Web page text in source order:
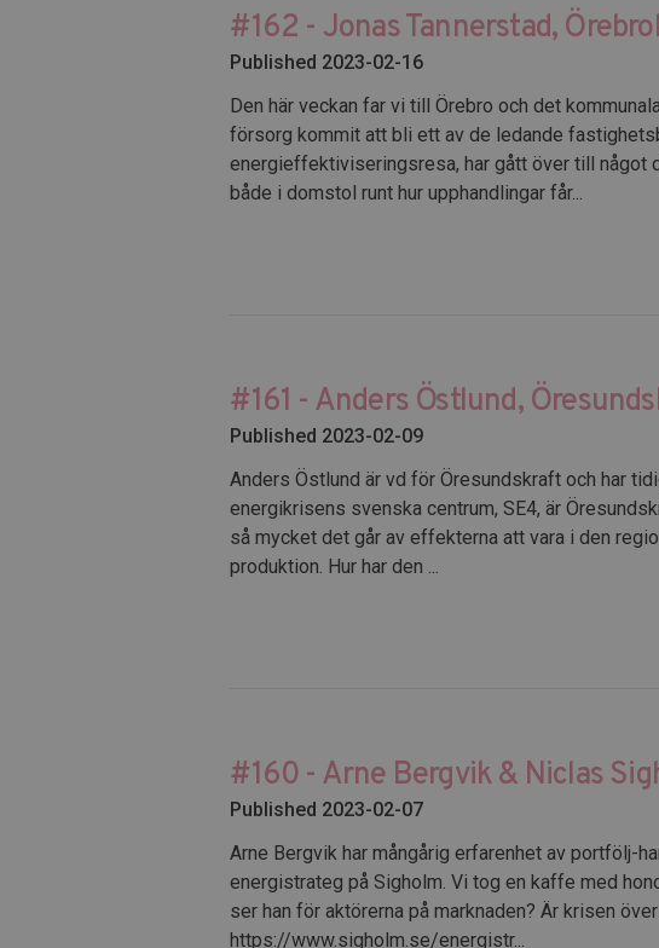
#162 - Jonas Tannerstad,
Published 2023-02-16
Den här veckan far vi till Örebro och det
försorg kommit att bli ett av de ledande
energieffektiviseringsresa, har gått över till något
både i domstol runt hur upphandlingar får...
#161 - Anders Östlund,
Published 2023-02-09
Anders Östlund är vd för Öresundskraft och har
energikrisens svenska centrum, SE4, är
så mycket det går av effekterna att vara i den
produktion. Hur har den ...
#160 - Arne Bergvik & Niclas
Published 2023-02-07
Arne Bergvik har mångårig erfarenhet av portfölj-
energistrateg på Sigholm. Vi tog en kaffe med
ser han för aktörerna på marknaden? Är krisen
https://www.sigholm.se/energistr...